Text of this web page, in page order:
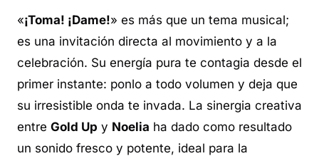
«¡Toma! ¡Dame!» es más que un tema musical;
es una invitación directa al movimiento y a la
celebración. Su energía pura te contagia desde el
primer instante: ponlo a todo volumen y deja que
su irresistible onda te invada. La sinergia creativa
entre Gold Up y Noelia ha dado como resultado
un sonido fresco y potente, ideal para la